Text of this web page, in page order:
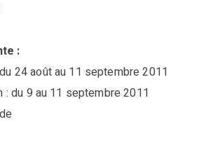
:
24 août au 11 septembre 2011
: du 9 au 11 septembre 2011